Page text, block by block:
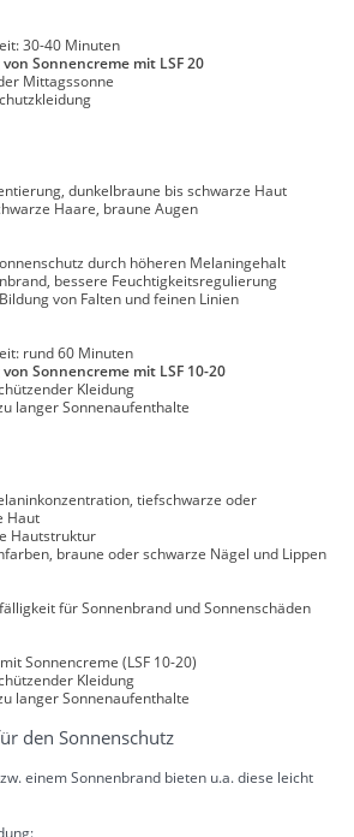
30-40 Minuten
Sonnencreme mit LSF 20
Mittagssonne
dunkelbraune bis schwarze Haut
Haare, braune Augen
durch höheren Melaningehalt
bessere Feuchtigkeitsregulierung
von Falten und feinen Linien
rund 60 Minuten
Sonnencreme mit LSF 10-20
Kleidung
langer Sonnenaufenthalte
tiefschwarze oder
Haut
Hautstruktur
braune oder schwarze Nägel und Lippen
für Sonnenbrand und Sonnenschäden
Sonnencreme (LSF 10-20)
Kleidung
langer Sonnenaufenthalte
den Sonnenschutz
einem Sonnenbrand bieten u.a. diese leicht